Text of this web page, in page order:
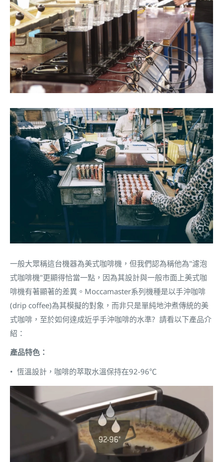
一般大眾稱這台機器為美式咖啡機，但我們認為稱他為"濾泡
式咖啡機"更顯得恰當一點，因為其設計與一般市面上美式咖
啡機有著顯著的差異。Moccamaster系列機種是以手沖咖啡
(drip coffee)為其模擬的對象，而非只是單純地沖煮傳統的美
式咖啡，至於如何達成近乎手沖咖啡的水準? 請看以下產品介
紹：
產品特色：
• 恆溫設計，咖啡的萃取水溫保持在92-96℃